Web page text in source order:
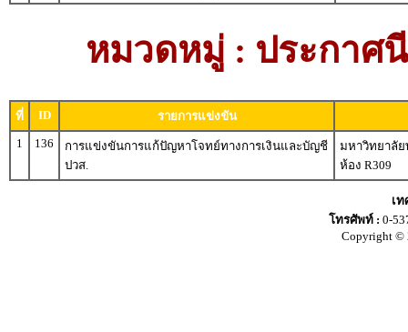
หมวดหมู่ : ประกาศ
ที่ ID
รายการแข่งขัน
1
136
การแข่งขันการแก้ปัญหาโจทย์ทางการเงินและบัญชี
ปวส.
มหาวิทยาลัย
ห้อง R309
เ
โทรศัพท์ : 0-
Copyright ©